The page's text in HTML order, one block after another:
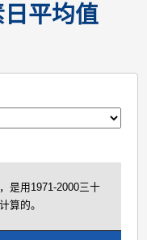
平均值
是用1971-2000三十
算的。